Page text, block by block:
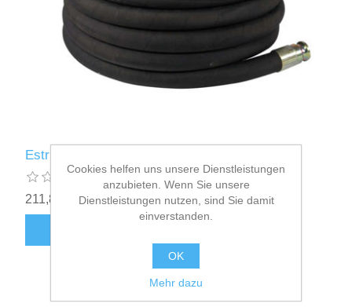
Estrichschlauch NW40 13,3m Nr. 545339
211,82€ inkl. Mwst. zzgl. Versand
Cookies helfen uns unsere Dienstleistungen
anzubieten. Wenn Sie unsere
Dienstleistungen nutzen, sind Sie damit
einverstanden.
OK
Mehr dazu